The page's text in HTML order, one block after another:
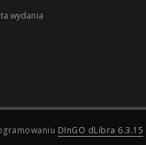
wydania
DInGO dLibra 6.3.15